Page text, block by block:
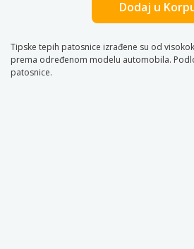
Dodaj u
Tipske tepih patosnice izrađene su od
prema određenom modelu automobila.
patosnice.